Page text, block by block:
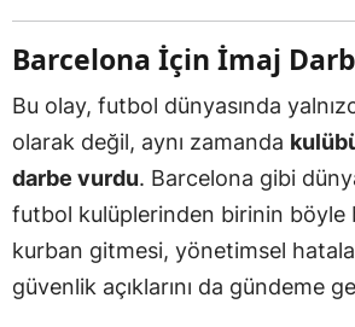
Barcelona İçin İmaj
Bu olay, futbol dünyasında
olarak değil, aynı zamanda
darbe vurdu. Barcelona gibi
futbol kulüplerinden birinin böyle
kurban gitmesi, yönetimsel
güvenlik açıklarını da gündeme